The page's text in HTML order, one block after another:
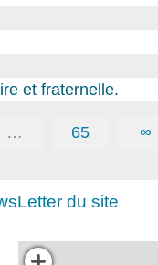
et fraternelle.
… 65 ∞
du site